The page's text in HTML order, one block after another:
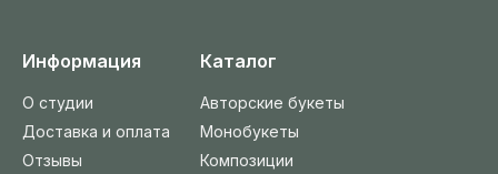
Авторские букеты
Композиции
Монобукеты
Каталог
Информация
О студии
Отзывы
Доставка и оплата